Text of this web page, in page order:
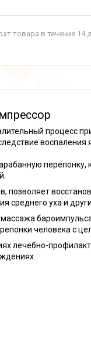
товара в течение 14
процесс
перепонку,
среднего уха и
человека с
лечебно-